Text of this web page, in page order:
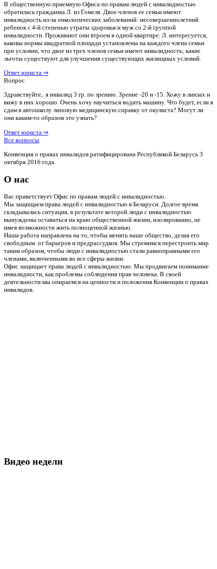
В общественную приемную Офиса по правам людей с инвалидностью
обратилась гражданка Л. из Гомеля. Двое членов ее семьи имеют
инвалидность из-за онкологических заболеваний: несовершеннолетний
ребенок с 4-й степенью утраты здоровья и муж со 2-й группой
инвалидности. Проживают они втроем в одной квартире. Л. интересуется,
каковы нормы квадратной площади установлены на каждого члена семьи
при условии, что двое из трех членов семьи имеют инвалидность; какие
льготы существуют для улучшения существующих жилищных условий.
Ответ юриста ⇒
Вопрос
Здравствуйте, я инвалид 3 гр. по зрению. Зрение -20 и -15. Хожу в линзах и
вижу в них хорошо. Очень хочу научиться водить машину. Что будет, если я
сдам в автошколу липовую медицинскую справку от окулиста? Могут ли
они каким-то образом это узнать?
Ответ юриста ⇒
Все вопросы
Конвенция о правах инвалидов ратифицирована Республикой Беларусь 3
октября 2016 года.
О нас
Вас приветствует Офис по правам людей с инвалидностью.
Мы защищаем права людей с инвалидностью в Беларуси. Долгое время
складывалась ситуация, в результате которой люди с инвалидностью
вынуждены оставаться на краю общественной жизни, изолированно, не
имея возможности жить полноценной жизнью.
Наша работа направлена на то, чтобы менять наше общество, делая его
свободным от барьеров и предрассудков. Мы стремимся перестроить мир
таким образом, чтобы люди с инвалидностью стали равноправными его
членами, включенными во все сферы жизни.
Офис защищает права людей с инвалидностью. Мы продвигаем понимание
инвалидности, как проблемы соблюдения прав человека. В своей
деятельности мы опираемся на ценности и положения Конвенции о правах
инвалидов.
Видео недели